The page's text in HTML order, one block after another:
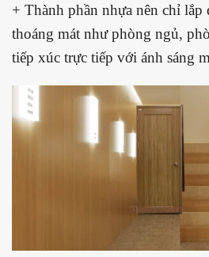
+ Thành phần nhựa nên chỉ
thoáng mát như phòng ngủ,
tiếp xúc trực tiếp với ánh sáng